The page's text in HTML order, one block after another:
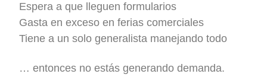
Espera a que lleguen formularios
Gasta en exceso en ferias comerciales
Tiene a un solo generalista manejando todo
… entonces no estás generando demanda.